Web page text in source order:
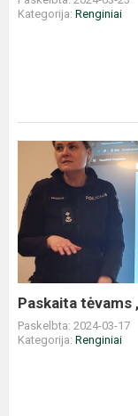
Kategorija: Renginiai
Paskaita
tėvams
Teisinė
atsakomybė“
Paskaita tėvams
Paskelbta: 2024-03-17
Kategorija: Renginiai